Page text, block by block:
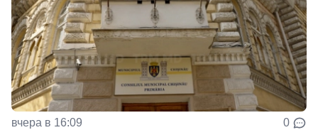
вчера в 16:09 0